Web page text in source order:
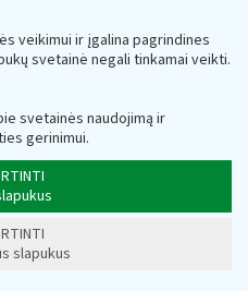
veikimui ir įgalina pagrindines
svetainė negali tinkamai veikti.
svetainės naudojimą ir
gerinimui.
slapukus